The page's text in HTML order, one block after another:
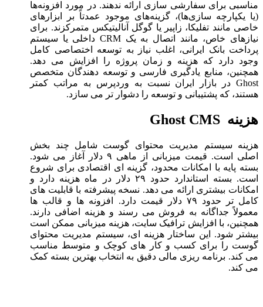
مناسبی برای سفارشی ‌سازی ارائه ندهند. در مورد افزونه‌ها
(یا یکپارچه ‌سازی‌ها)، گزینه‌های موجود عمدتاً بر ابزارهای
خاصی مانند تفلیکا، زاپیر یا گوگل آنالیتیکس متمرکزند. برای
نیازهای خاص، مانند اتصال به یک CRM داخلی یا سیستم
پرداخت بانک ایرانی، اغلب نیاز به توسعه اختصاصی کامل
وجود دارد که هزینه و زمان پروژه را افزایش می ‌دهد.
همچنین، منابع یادگیری فارسی و توسعه ‌دهندگان متخصص
Ghost در بازار ایران نسبت به وردپرس به مراتب کمتر
هستند، که پشتیبانی و توسعه را دشوار تر می ‌سازد.
هزینه Ghost CMS
هزینه سیستم مدیریت محتوای گوست شامل چند بخش
اصلی است. قیمت میزبانی از ماهی ۹ دلار آغاز می ‌شود.
بسته پایه با امکانات محدود، گزینه ‌ای اقتصادی برای شروع
است. بسته استاندارد حدود ۲۹ دلار در ماه هزینه دارد و
امکانات بیشتری ارائه می ‌دهد. نسخه پیشرفته با قابلیت ‌های
کامل‌ تر حدود ۷۹ دلار قیمت دارد. افزونه‌ ها و قالب ‌ها
معمولاً جداگانه به فروش می ‌رسند و هزینه اضافی دارند.
همچنین، با افزایش ترافیک سایت، هزینه میزبانی ممکن است
بیشتر شود. این ساختار هزینه‌ ای، سیستم مدیریت محتوای
گوست را برای کسب‌ و کار های کوچک و متوسط مناسب
می‌ کند. برنامه ‌ریزی مالی دقیق به انتخاب بهترین بسته کمک
می ‌کند.